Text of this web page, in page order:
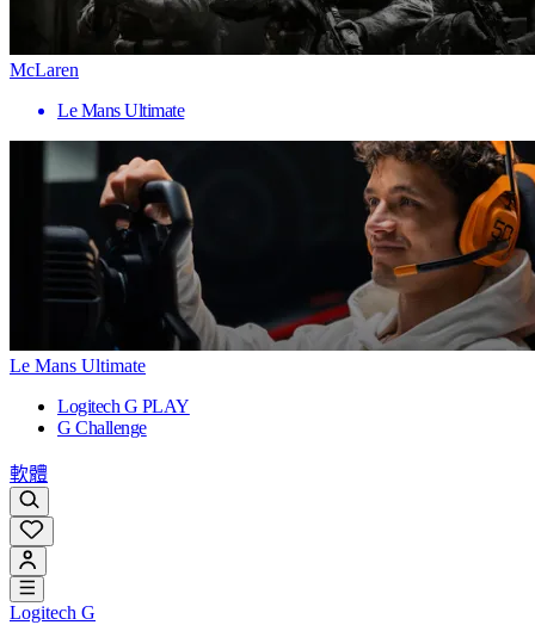
McLaren
Le Mans Ultimate
Le Mans Ultimate
Logitech G PLAY
G Challenge
軟體
Logitech G